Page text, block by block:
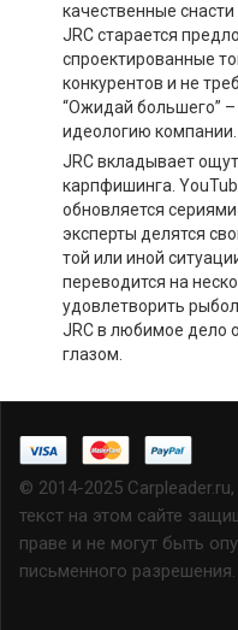
качественные
JRC старается
спроектированные
конкурентов и не
“Ожидай большего”
идеологию компании.
JRC вкладывает
карпфишинга.
обновляется сериями
эксперты делятся
той или иной
переводится на
удовлетворить
JRC в любимое дело
глазом.
© 2014-2025
текст на этом сайте
праве и не могут быть
письменного разрешения.